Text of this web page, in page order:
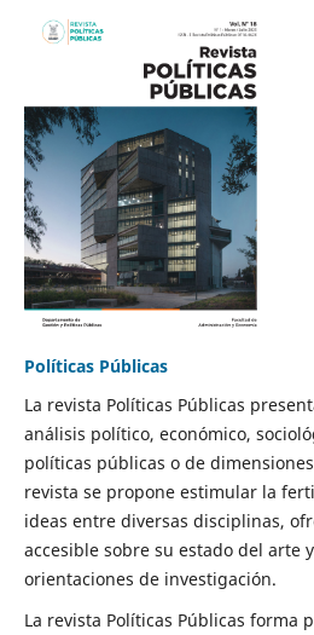
Políticas Públicas
La revista Políticas Públicas
análisis político, económico,
políticas públicas o de
revista se propone estimular la
ideas entre diversas disciplinas,
accesible sobre su estado del arte
orientaciones de investigación.
La revista Políticas Públicas forma